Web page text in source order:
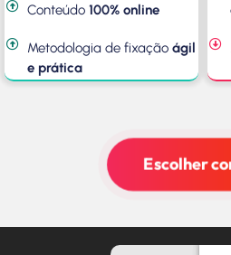
Conteúdo 100% online
Metodologia de fixação ágil
e prática
Escolher